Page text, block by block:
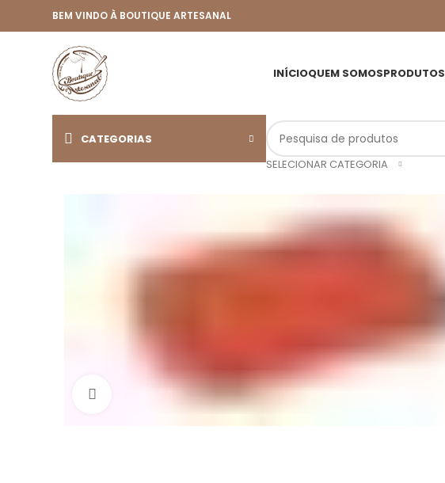
BEM VINDO À BOUTIQUE ARTESANAL
INÍCIOQUEM SOMOSPRODUTOS
CATEGORIAS
SELECIONAR CATEGORIA
Click to enlarge